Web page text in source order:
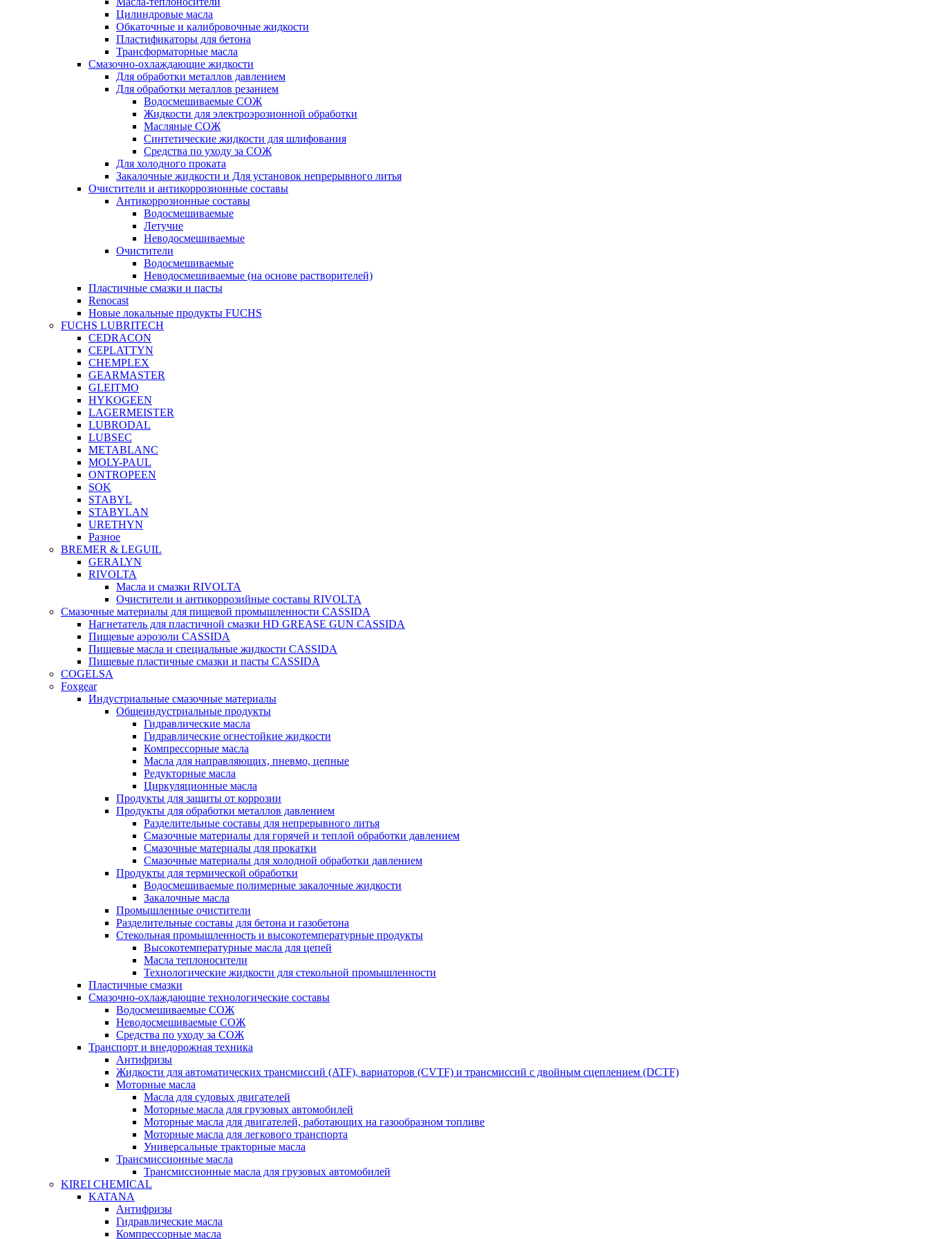
Цилиндровые масла
Обкаточные и калибровочные жидкости
Пластификаторы для бетона
Трансформаторные масла
Смазочно-охлаждающие жидкости
Для обработки металлов давлением
Для обработки металлов резанием
Водосмешиваемые СОЖ
Жидкости для электроэрозионной обработки
Масляные СОЖ
Синтетические жидкости для шлифования
Средства по уходу за СОЖ
Для холодного проката
Закалочные жидкости и Для установок непрерывного литья
Очистители и антикоррозионные составы
Антикоррозионные составы
Водосмешиваемые
Летучие
Неводосмешиваемые
Очистители
Водосмешиваемые
Неводосмешиваемые (на основе растворителей)
Пластичные смазки и пасты
Renocast
Новые локальные продукты FUCHS
FUCHS LUBRITECH
CEDRACON
CEPLATTYN
CHEMPLEX
GEARMASTER
GLEITMO
HYKOGEEN
LAGERMEISTER
LUBRODAL
LUBSEC
METABLANC
MOLY-PAUL
ONTROPEEN
SOK
STABYL
STABYLAN
URETHYN
Разное
BREMER & LEGUIL
GERALYN
RIVOLTA
Масла и смазки RIVOLTA
Очистители и антикоррозийные составы RIVOLTA
Смазочные материалы для пищевой промышленности CASSIDA
Нагнетатель для пластичной смазки HD GREASE GUN CASSIDA
Пищевые аэрозоли CASSIDA
Пищевые масла и специальные жидкости CASSIDA
Пищевые пластичные смазки и пасты CASSIDA
COGELSA
Foxgear
Индустриальные смазочные материалы
Общеиндустриальные продукты
Гидравлические масла
Гидравлические огнестойкие жидкости
Компрессорные масла
Масла для направляющих, пневмо, цепные
Редукторные масла
Циркуляционные масла
Продукты для защиты от коррозии
Продукты для обработки металлов давлением
Разделительные составы для непрерывного литья
Смазочные материалы для горячей и теплой обработки давлением
Смазочные материалы для прокатки
Смазочные материалы для холодной обработки давлением
Продукты для термической обработки
Водосмешиваемые полимерные закалочные жидкости
Закалочные масла
Промышленные очистители
Разделительные составы для бетона и газобетона
Стекольная промышленность и высокотемпературные продукты
Высокотемпературные масла для цепей
Масла теплоносители
Технологические жидкости для стекольной промышленности
Пластичные смазки
Смазочно-охлаждающие технологические составы
Водосмешиваемые СОЖ
Неводосмешиваемые СОЖ
Средства по уходу за СОЖ
Транспорт и внедорожная техника
Антифризы
Жидкости для автоматических трансмиссий (ATF), вариаторов (CVTF) и трансмиссий с двойным сцеплением (DCTF)
Моторные масла
Масла для судовых двигателей
Моторные масла для грузовых автомобилей
Моторные масла для двигателей, работающих на газообразном топливе
Моторные масла для легкового транспорта
Универсальные тракторные масла
Трансмиссионные масла
Трансмиссионные масла для грузовых автомобилей
KIREI CHEMICAL
KATANA
Антифризы
Гидравлические масла
Компрессорные масла